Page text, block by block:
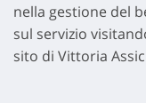
nella gestione del
sul servizio
sito di Vittoria